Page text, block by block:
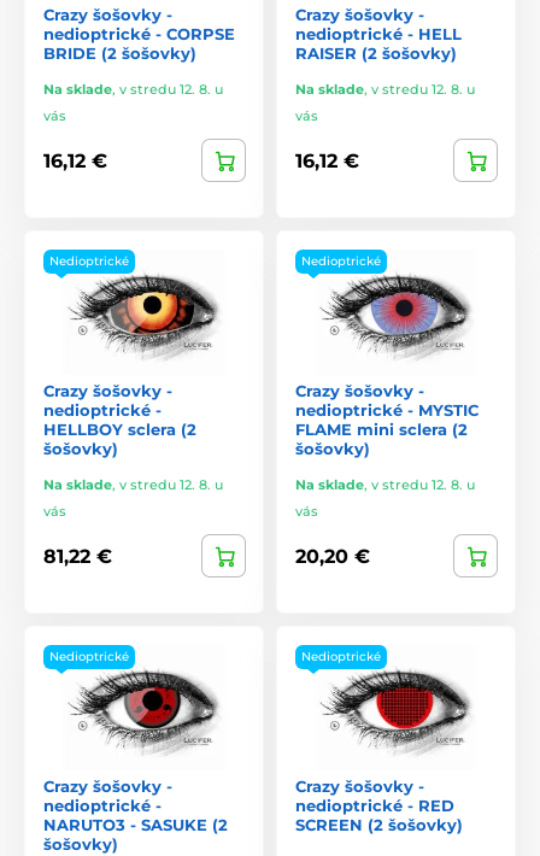
Crazy šošovky -
nedioptrické - CORPSE
BRIDE (2 šošovky)
Na sklade, v stredu 12. 8. u
vás
16,12 €
Crazy šošovky -
nedioptrické - HELL
RAISER (2 šošovky)
Na sklade, v stredu 12. 8. u
vás
16,12 €
Nedioptrické
Crazy šošovky -
nedioptrické -
HELLBOY sclera (2
šošovky)
Na sklade, v stredu 12. 8. u
vás
81,22 €
Nedioptrické
Crazy šošovky -
nedioptrické - MYSTIC
FLAME mini sclera (2
šošovky)
Na sklade, v stredu 12. 8. u
vás
20,20 €
Nedioptrické
Crazy šošovky -
nedioptrické -
NARUTO3 - SASUKE (2
šošovky)
Nedioptrické
Crazy šošovky -
nedioptrické - RED
SCREEN (2 šošovky)